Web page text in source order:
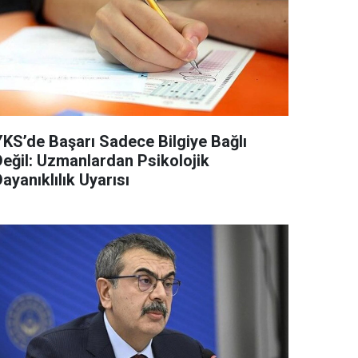
Başarı Sadece Bilgiye Bağlı
Uzmanlardan Psikolojik
Uyarısı